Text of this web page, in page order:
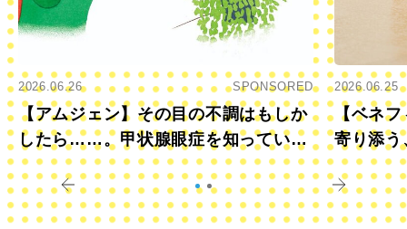
2026.06.26 SPONSORED
【アムジェン】その目の不調はもしか
したら……。甲状腺眼症を知っていま
すか？
2026.06.25
【ベネフ
寄り添う
きに